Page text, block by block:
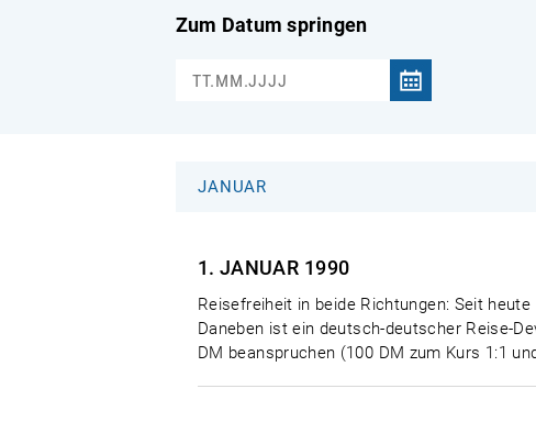
Zum Datum springen
JANUAR
1. JANUAR 1990
Reisefreiheit in beide Richtungen: Seit
Daneben ist ein deutsch-deutscher Reise-
DM beanspruchen (100 DM zum Kurs 1:1